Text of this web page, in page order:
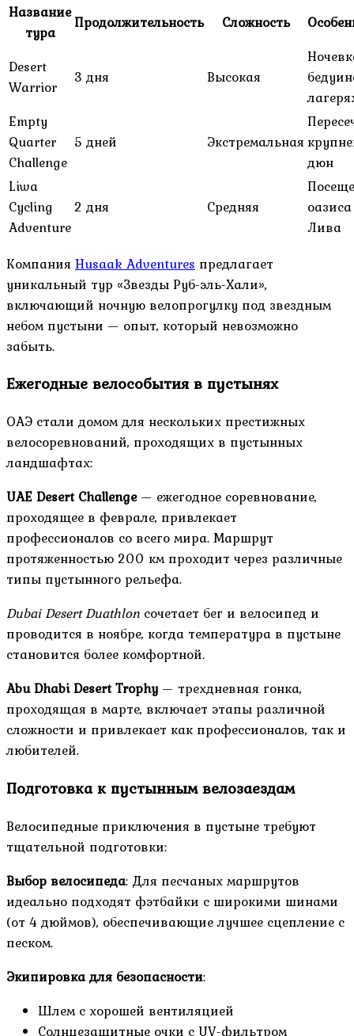
Название
тура
Продолжительность Сложность
Desert
Warrior
3 дня Высокая
Empty
Quarter
Challenge
5 дней Экстремальная
дюн
Liwa
Cycling
Adventure
2 дня Средняя
оазиса
Лива
КомпанияHusaak Adventures предлагает
уникальный тур «Звезды Руб-эль-Хали»,
включающий ночную велопрогулку под звездным
небом пустыни — опыт, который невозможно
забыть.
Ежегодные велособытия в пустынях
ОАЭ стали домом для нескольких престижных
велосоревнований, проходящих в пустынных
ландшафтах:
UAE Desert Challenge— ежегодное соревнование,
проходящее в феврале, привлекает
профессионалов со всего мира. Маршрут
протяженностью 200 км проходит через различные
типы пустынного рельефа.
Dubai Desert Duathlon сочетает бег и велосипед и
проводится в ноябре, когда температура в пустыне
становится более комфортной.
Abu Dhabi Desert Trophy — трехдневная гонка,
проходящая в марте, включает этапы различной
сложности и привлекает как профессионалов, так и
любителей.
Подготовка к пустынным велозаездам
Велосипедные приключения в пустыне требуют
тщательной подготовки:
Выбор велосипеда: Для песчаных маршрутов
идеально подходят фэтбайки с широкими шинами
(от 4 дюймов), обеспечивающие лучшее сцепление с
песком.
Экипировка для безопасности:
Шлем с хорошей вентиляцией
Солнцезащитные очки с UV-фильтром